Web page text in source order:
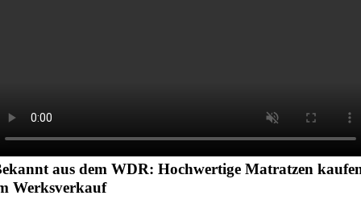
aus dem WDR: Hochwertige Matratzen
Werksverkauf